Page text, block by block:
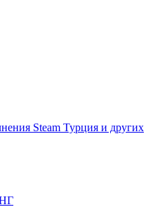
Steam Турция и других